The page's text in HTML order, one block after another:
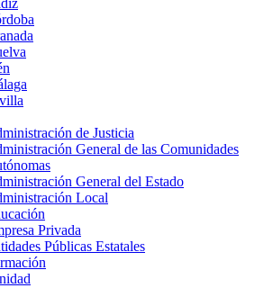
de Justicia
General de las Comunidades
General del Estado
Local
Privada
Públicas Estatales